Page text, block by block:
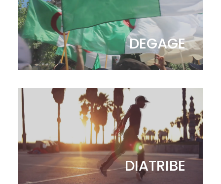
DEGAGE
DIATRIBE